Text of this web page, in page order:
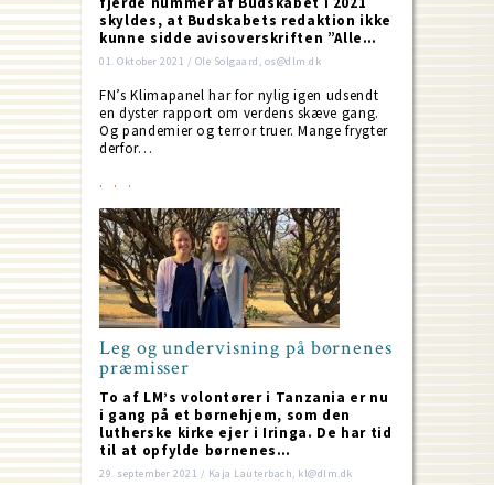
skyldes, at Budskabets redaktion ikke
kunne sidde avisoverskriften ”Alle…
01. Oktober 2021 / Ole Solgaard, os@dlm.dk
FN’s Klimapanel har for nylig igen udsendt
en dyster rapport om verdens skæve gang.
Og pandemier og terror truer. Mange frygter
derfor…
Leg og undervisning på børnenes
præmisser
To af LM’s volontører i Tanzania er nu
i gang på et børnehjem, som den
lutherske kirke ejer i Iringa. De har tid
til at opfylde børnenes…
29. september 2021 / Kaja Lauterbach, kl@dlm.dk